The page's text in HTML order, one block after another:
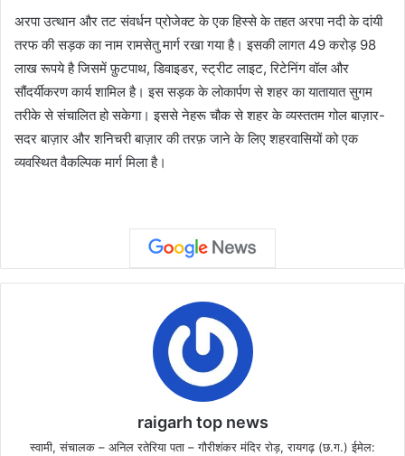
अरपा उत्थान और तट संवर्धन प्रोजेक्ट के एक हिस्से के तहत अरपा नदी के दांयी
तरफ की सड़क का नाम रामसेतु मार्ग रखा गया है। इसकी लागत 49 करोड़ 98
लाख रूपये है जिसमें फ़ुटपाथ, डिवाइडर, स्ट्रीट लाइट, रिटेनिंग वॉल और
सौंदर्यीकरण कार्य शामिल है। इस सड़क के लोकार्पण से शहर का यातायात सुगम
तरीके से संचालित हो सकेगा। इससे नेहरू चौक से शहर के व्यस्ततम गोल बाज़ार-
सदर बाज़ार और शनिचरी बाज़ार की तरफ़ जाने के लिए शहरवासियों को एक
व्यवस्थित वैकल्पिक मार्ग मिला है।
raigarh top news
स्वामी, संचालक – अनिल रतेरिया पता – गौरीशंकर मंदिर रोड़, रायगढ़ (छ.ग.) ईमेल: